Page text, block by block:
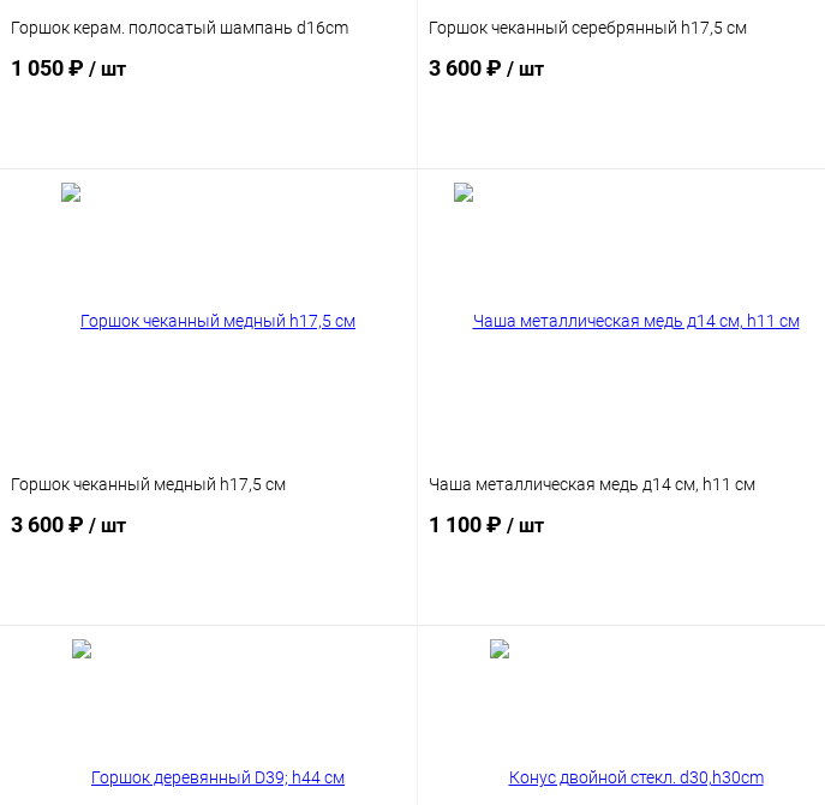
Горшок керам. полосатый шампань d16cm
1 050 ₽ / шт
В корзину
Горшок чеканный серебрянный h17,5 см
3 600 ₽ / шт
В корзину
Горшок чеканный медный h17,5 см
3 600 ₽ / шт
В корзину
Чаша металлическая медь д14 см, h11 см
1 100 ₽ / шт
В корзину